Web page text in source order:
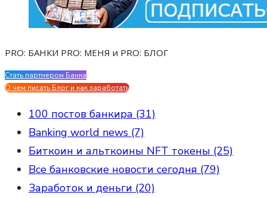
PRO: БАНКИ PRO: МЕНЯ и PRO: БЛОГ
Стать партнером Банка
О чем писать Блог и как заработать
100 постов банкира (31)
Banking world news (7)
Биткоин и альткоины NFT токены (25)
Все банковские новости сегодня (79)
Заработок и деньги (20)